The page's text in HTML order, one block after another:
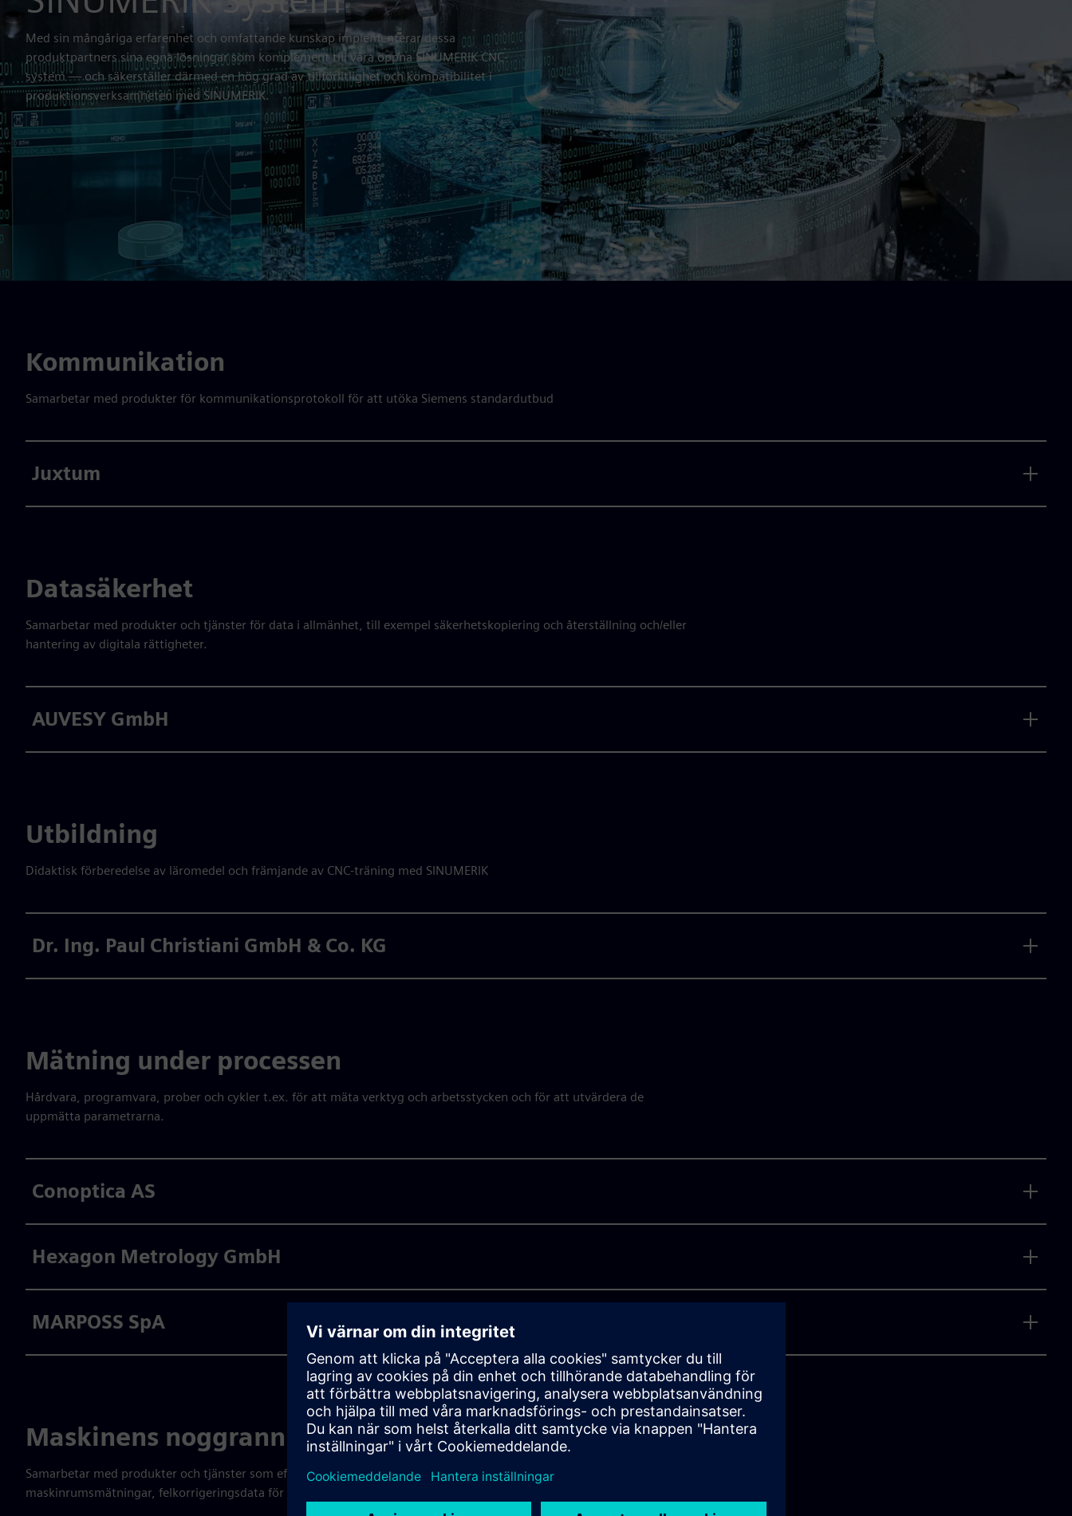
Med sin mångåriga erfarenhet och omfattande kunskap implementerar dessa
produktpartners sina egna lösningar som komplement till våra öppna SINUMERIK CNC-
system — och säkerställer därmed en hög grad av tillförlitlighet och kompatibilitet i
produktionsverksamheten med SINUMERIK.
Kommunikation
Samarbetar med produkter för kommunikationsprotokoll för att utöka Siemens standardutbud
Juxtum
Datasäkerhet
Samarbetar med produkter och tjänster för data i allmänhet, till exempel säkerhetskopiering och återställning och/eller
hantering av digitala rättigheter.
AUVESY GmbH
Utbildning
Didaktisk förberedelse av läromedel och främjande av CNC-träning med SINUMERIK
Dr. Ing. Paul Christiani GmbH & Co. KG
Mätning under processen
Hårdvara, programvara, prober och cykler t.ex. för att mäta verktyg och arbetsstycken och för att utvärdera de
uppmätta parametrarna.
Conoptica AS
Hexagon Metrology GmbH
MARPOSS SpA
Maskinens noggrannhet
Samarbetar med produkter och tjänster som effektivt stöder våra NCK-alternativ, till exempel med laserenheter,
maskinrumsmätningar, felkorrigeringsdata för alternativet VCS (volymetrisk kompensationssystem).